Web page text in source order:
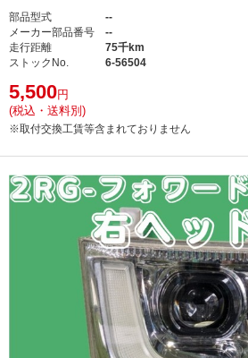
部品型式
--
メーカー部品番号
--
走行距離
75千km
ストックNo.
6-56504
5,500円
(税込・送料別)
※取付交換工賃等含まれておりません